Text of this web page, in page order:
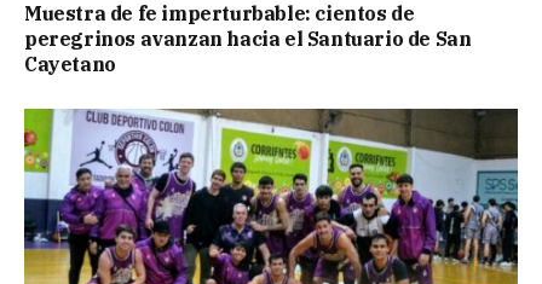
Muestra de fe imperturbable: cientos de
peregrinos avanzan hacia el Santuario de San
Cayetano